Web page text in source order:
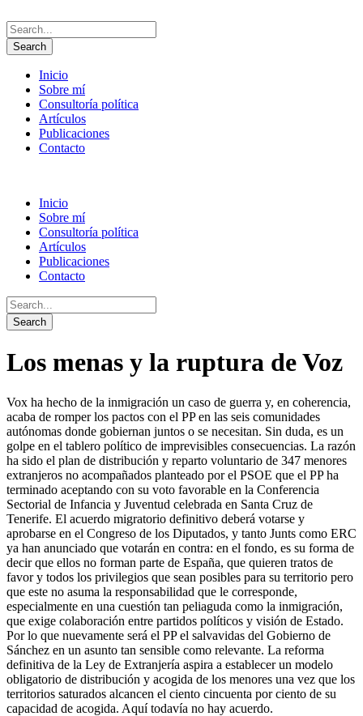
Inicio
Sobre mí
Consultoría política
Artículos
Publicaciones
Contacto
Inicio
Sobre mí
Consultoría política
Artículos
Publicaciones
Contacto
Los menas y la ruptura de Voz
Vox ha hecho de la inmigración un caso de guerra y, en coherencia,
acaba de romper los pactos con el PP en las seis comunidades
autónomas donde gobiernan juntos o se necesitan. Sin duda, es un
golpe en el tablero político de imprevisibles consecuencias. La razón
ha sido el plan de distribución y reparto voluntario de 347 menores
extranjeros no acompañados planteado por el PSOE que el PP ha
terminado aceptando con su voto favorable en la Conferencia
Sectorial de Infancia y Juventud celebrada en Santa Cruz de
Tenerife. El acuerdo migratorio definitivo deberá votarse y
aprobarse en el Congreso de los Diputados, y tanto Junts como ERC
ya han anunciado que votarán en contra: en el fondo, es su forma de
decir que ellos no forman parte de España, que quieren tratos de
favor y todos los privilegios que sean posibles para su territorio pero
que este no asuma la responsabilidad que le corresponde,
especialmente en una cuestión tan peliaguda como la inmigración,
que exige colaboración entre partidos políticos y visión de Estado.
Por lo que nuevamente será el PP el salvavidas del Gobierno de
Sánchez en un asunto tan sensible como relevante. La reforma
definitiva de la Ley de Extranjería aspira a establecer un modelo
obligatorio de distribución y acogida de los menores una vez que los
territorios saturados alcancen el ciento cincuenta por ciento de su
capacidad de acogida. Aquí todavía no hay acuerdo.